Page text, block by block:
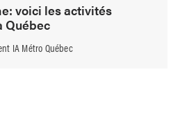
voici les activités
Québec
IA Métro Québec